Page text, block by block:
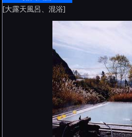
[大露天風呂、混浴]